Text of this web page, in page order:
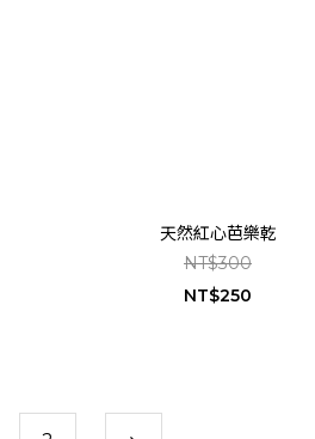
天然紅心芭樂乾
NT$300
NT$250